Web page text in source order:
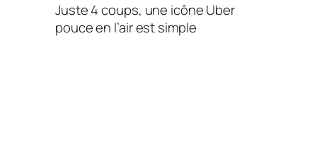
Juste 4 coups, une icône Uber
pouce en l’air est simple